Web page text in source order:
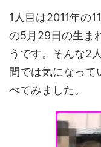
1人目は2011年の
の5月29日の生ま
うです。そんな2
間では気になって
べてみました。